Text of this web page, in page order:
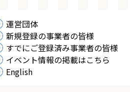
運営団体
新規登録の事業者の皆様
すでにご登録済み事業者の皆様
イベント情報の掲載はこちら
English